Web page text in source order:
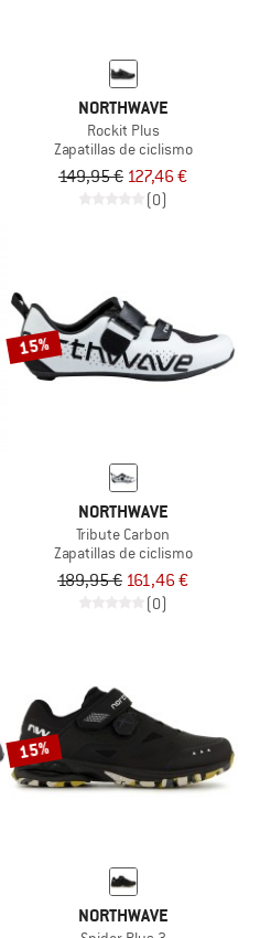
NORTHWAVE
Rockit Plus
Zapatillas de ciclismo
149,95 € 127,46 €
(0)
15%
NORTHWAVE
Tribute Carbon
Zapatillas de ciclismo
189,95 € 161,46 €
(0)
15%
NORTHWAVE